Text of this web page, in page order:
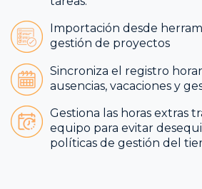
Importación desde
gestión de proyectos
Sincroniza el registro
ausencias, vacaciones y
Gestiona las horas extras
equipo para evitar
políticas de gestión del